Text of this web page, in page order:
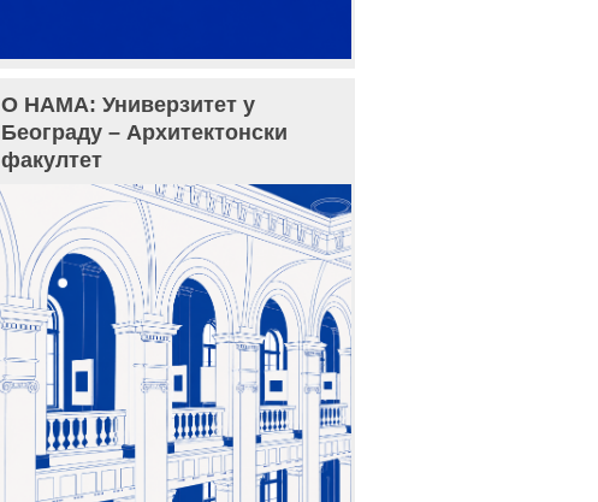
О НАМА: Универзитет у
Београду – Архитектонски
факултет